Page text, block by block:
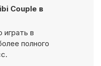
Couple в
в
полного